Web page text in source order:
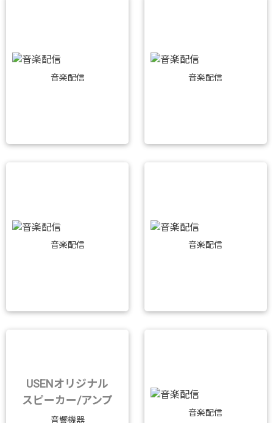
音楽配信 音楽配信
音楽配信 音楽配信
USENオリジナル
スピーカー/アンプ
音響機器
音楽配信